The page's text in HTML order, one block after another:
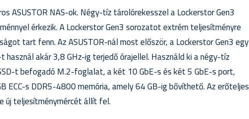
ASUSTOR NAS-ok. Négy-tíz tárolórekesszel a Lockerstor Gen3
érkezik. A Lockerstor Gen3 sorozatot extrém teljesítményre
tart fenn. Az ASUSTOR-nál most először, a Lockerstor Gen3 egy
használ akár 3,8 GHz-ig terjedő órajellel. Használd ki a négy-tíz
t befogadó M.2-foglalat, a két 10 GbE-s és két 5 GbE-s port,
ECC-s DDR5-4800 memória, amely 64 GB-ig bővíthető. Az erőteljes
új teljesítménymércét állít fel.